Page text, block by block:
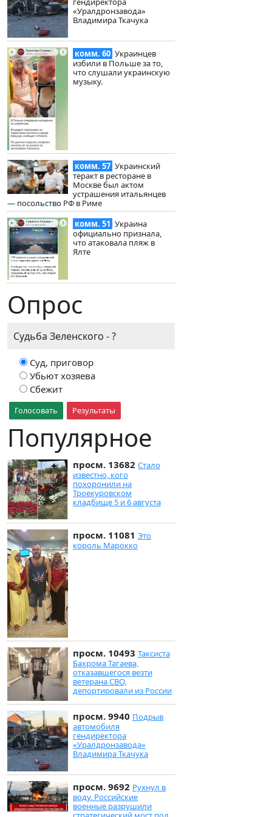
«Уралдронзавода»
Владимира Ткачука
комм. 60 Украинцев
избили в Польше за то,
что слушали украинскую
музыку.
комм. 57 Украинский
теракт в ресторане в
Москве был актом
устрашения итальянцев
— посольство РФ в Риме
комм. 51 Украина
официально признала,
что атаковала пляж в
Ялте
Опрос
Судьба Зеленского - ?
Суд, приговор
Убьют хозяева
Сбежит
Голосовать Результаты
Популярное
просм. 13682 Стало
известно, кого
похоронили на
Троекуровском
кладбище 5 и 6 августа
просм. 11081 Это
король Марокко
просм. 10493 Таксиста
Бахрома Тагаева,
отказавшегося везти
ветерана СВО,
депортировали из России
просм. 9940 Подрыв
автомобиля
гендиректора
«Уралдронзавода»
Владимира Ткачука
просм. 9692 Рухнул в
воду. Российские
военные разрушили